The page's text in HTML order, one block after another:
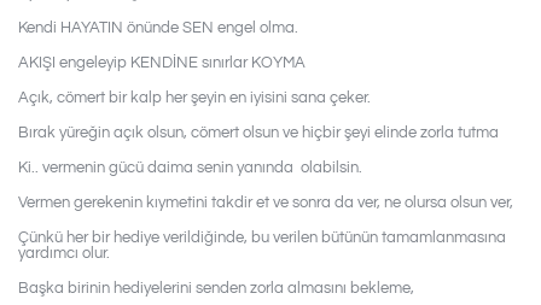
Kendi HAYATIN önünde SEN engel olma.
AKIŞI engeleyip KENDİNE sınırlar KOYMA
Açık, cömert bir kalp her şeyin en iyisini sana çeker.
Bırak yüreğin açık olsun, cömert olsun ve hiçbir şeyi elinde zorla tutma
Ki.. vermenin gücü daima senin yanında olabilsin.
Vermen gerekenin kıymetini takdir et ve sonra da ver, ne olursa olsun ver,
Çünkü her bir hediye verildiğinde, bu verilen bütünün tamamlanmasına
yardımcı olur.
Başka birinin hediyelerini senden zorla almasını bekleme,